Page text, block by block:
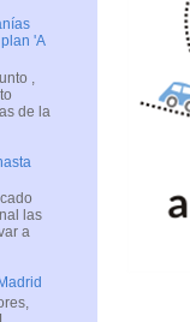
'A
,
de la
las
a